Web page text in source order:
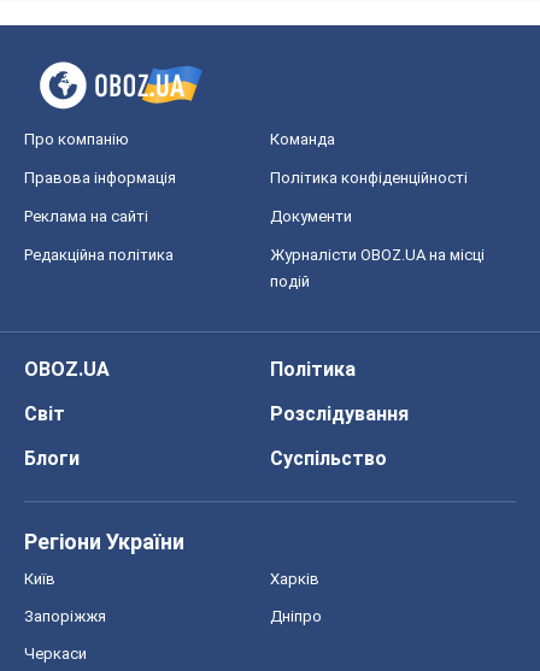
Про компанію Команда
Правова інформація Політика конфіденційності
Реклама на сайті Документи
Редакційна політика
Журналісти OBOZ.UA на місці
подій
OBOZ.UA
Політика
Світ
Розслідування
Блоги
Суспільство
Регіони України
Київ Харків
Запоріжжя Дніпро
Черкаси